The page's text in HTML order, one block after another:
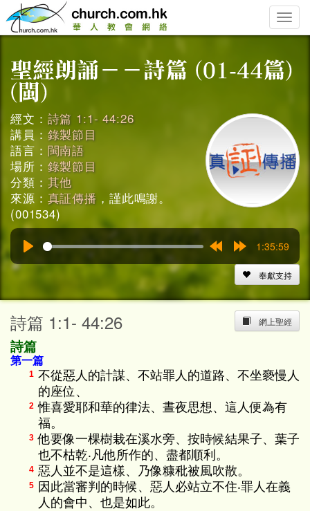
Toggle
經文： 詩篇 1:1- 44:26
講員： 錄製節目
語言： 閩南語
場所： 錄製節目
分類： 其他
來源： 真証傳播 ，謹此鳴謝。
(001534)
15s
1:35:59
奉獻支持
網上聖經
詩篇 1:1- 44:26
詩篇
第一篇
1 不從惡人的計謀、不站罪人的道路、不坐褻慢人
的座位、
2 惟喜愛耶和華的律法、晝夜思想、這人便為有
福。
3 他要像一棵樹栽在溪水旁、按時候結果子、葉子
也不枯乾‧凡他所作的、盡都順利。
4 惡人並不是這樣、乃像糠秕被風吹散。
5
因此當審判的時候、惡人必站立不住‧罪人在義
人的會中、也是如此。